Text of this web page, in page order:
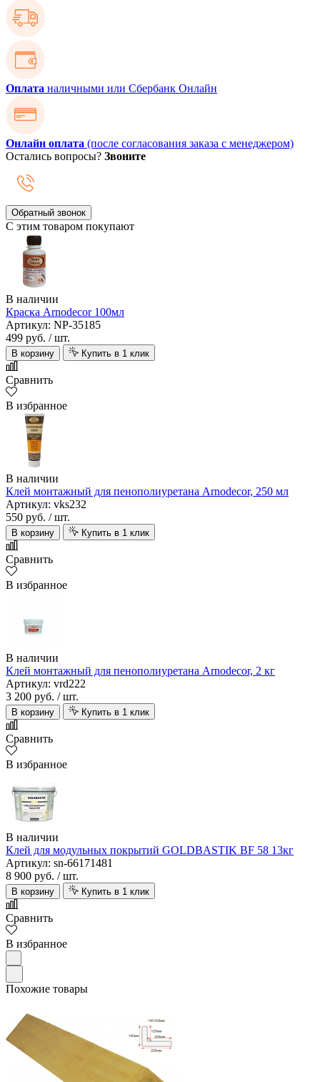
Оплата наличными или Сбербанк Онлайн
Онлайн оплата (после согласования заказа с менеджером)
Остались вопросы? Звоните
Обратный звонок
С этим товаром покупают
В наличии
Краска Arnodecor 100мл
Артикул: NP-35185
499 руб. / шт.
В корзину Купить в 1 клик
Сравнить
В избранное
В наличии
Клей монтажный для пенополиуретана Arnodecor, 250 мл
Артикул: vks232
550 руб. / шт.
В корзину Купить в 1 клик
Сравнить
В избранное
В наличии
Клей монтажный для пенополиуретана Arnodecor, 2 кг
Артикул: vrd222
3 200 руб. / шт.
В корзину Купить в 1 клик
Сравнить
В избранное
В наличии
Клей для модульных покрытий GOLDBASTIK BF 58 13кг
Артикул: sn-66171481
8 900 руб. / шт.
В корзину Купить в 1 клик
Сравнить
В избранное
Похожие товары